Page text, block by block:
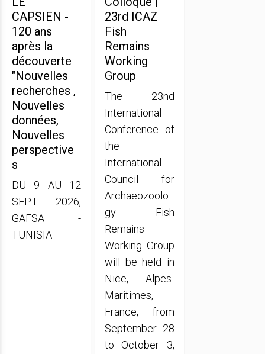
CAPSIEN -
120 ans
après la
découverte
"Nouvelles
recherches ,
Nouvelles
données,
Nouvelles
perspective
s
DU 9 AU 12
SEPT. 2026,
GAFSA -
TUNISIA
23rd ICAZ
Fish
Remains
Working
Group
The 23nd
International
Conference of
the
International
Council for
Archaeozoolo
gy Fish
Remains
Working Group
will be held in
Nice, Alpes-
Maritimes,
France, from
September 28
to October 3,